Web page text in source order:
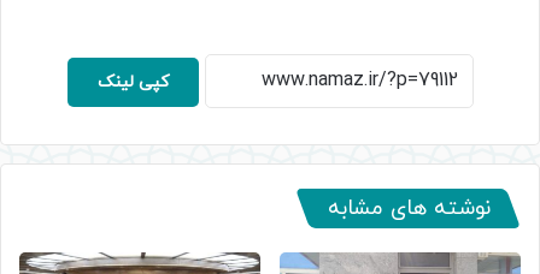
کپی لینک
نوشته های مشابه